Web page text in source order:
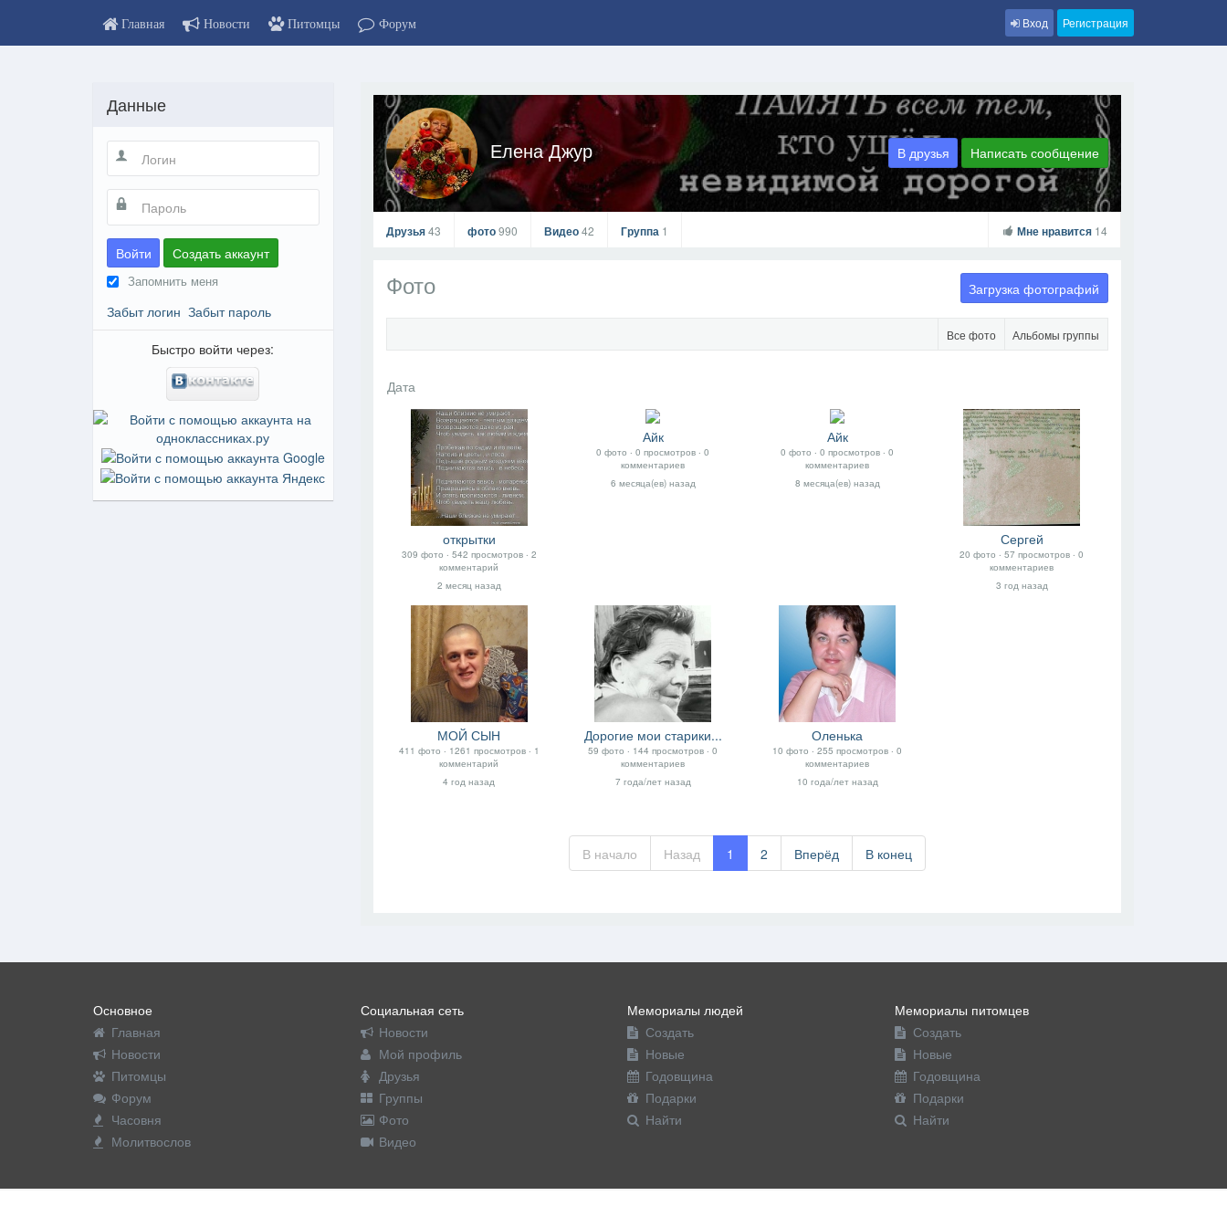
Главная Новости Питомцы Форум Вход Регистрация
Елена Джур В друзья Написать сообщение
На профиль
В друзья Видео Написать сообщение
Друзья43 фото990 Видео42 Группа 1 Мне нравится 14
Фото
Альбомы группы
Все фото
Загрузка фотографий
открытки
309 фото ‧ 542 просмотров ‧ 2
комментарий
2 месяц назад
Айк
0 фото ‧ 0 просмотров ‧ 0
комментариев
6 месяца(ев) назад
Айк
0 фото ‧ 0 просмотров ‧ 0
комментариев
8 месяца(ев) назад
Сергей
20 фото ‧ 57 просмотров ‧ 0
комментариев
3 год назад
МОЙ СЫН
411 фото ‧ 1261 просмотров ‧ 1
комментарий
4 год назад
Дорогие мои старики...
59 фото ‧ 144 просмотров ‧ 0
комментариев
7 года/лет назад
Оленька
10 фото ‧ 255 просмотров ‧ 0
комментариев
10 года/лет назад
В начало Назад 1 2 Вперёд В конец
Данные
Войти Создать аккаунт
Запомнить меня
Забыт логин Забыт пароль
Быстро войти через:
Основное
Главная
Новости
Питомцы
Форум
Часовня
Молитвослов
Социальная сеть
Новости
Мой профиль
Друзья
Группы
Фото
Видео
Мемориалы людей
Создать
Новые
Годовщина
Подарки
Найти
Мемориалы питомцев
Создать
Новые
Годовщина
Подарки
Найти